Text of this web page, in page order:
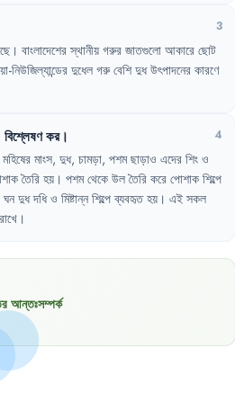
3
। বাংলাদেশের স্থানীয় গরুর জাতগুলো আকারে ছোট
নিউজিল্যান্ডেরদুধেল গরু বেশি দুধ উৎপাদনের কারণে
বিশ্লেষণকর। 4
মহিষের মাংস, দুধ, চামড়া, পশম ছাড়াও এদের শিং ও
তৈরি হয় । পশম থেকে উল তৈরি করে পোশাক শিল্পে
ঘন দুধ দধি ও মিষ্টান্ন শিল্পে ব্যবহৃত হয় । এই সকল
রাখে ।
আন্তঃসম্পর্ক